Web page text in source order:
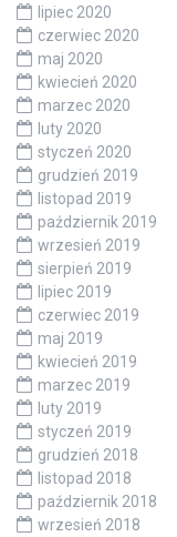
lipiec 2020
czerwiec 2020
maj 2020
kwiecień 2020
marzec 2020
luty 2020
styczeń 2020
grudzień 2019
listopad 2019
październik 2019
wrzesień 2019
sierpień 2019
lipiec 2019
czerwiec 2019
maj 2019
kwiecień 2019
marzec 2019
luty 2019
styczeń 2019
grudzień 2018
listopad 2018
październik 2018
wrzesień 2018